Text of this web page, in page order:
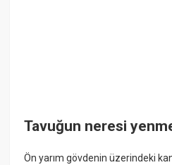
Tavuğun neresi
Ön yarım gövdenin üzerindeki